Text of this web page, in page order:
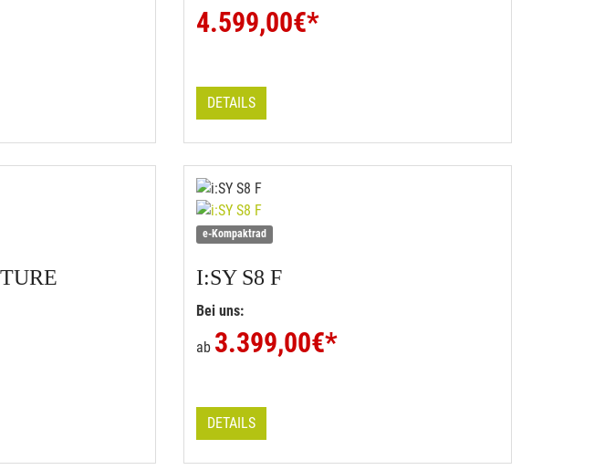
4.599,00€*
DETAILS
e-Kompaktrad
I:SYS8 F
Bei uns:
ab 3.399,00€*
DETAILS